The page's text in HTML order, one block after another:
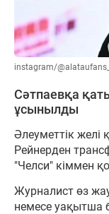
instagram/@alataufans_
Сәтпаевқа
ұсынылды
Әлеуметтік желі
Рейнерден
"Челси" кіммен
Журналист өз
немесе уақытша